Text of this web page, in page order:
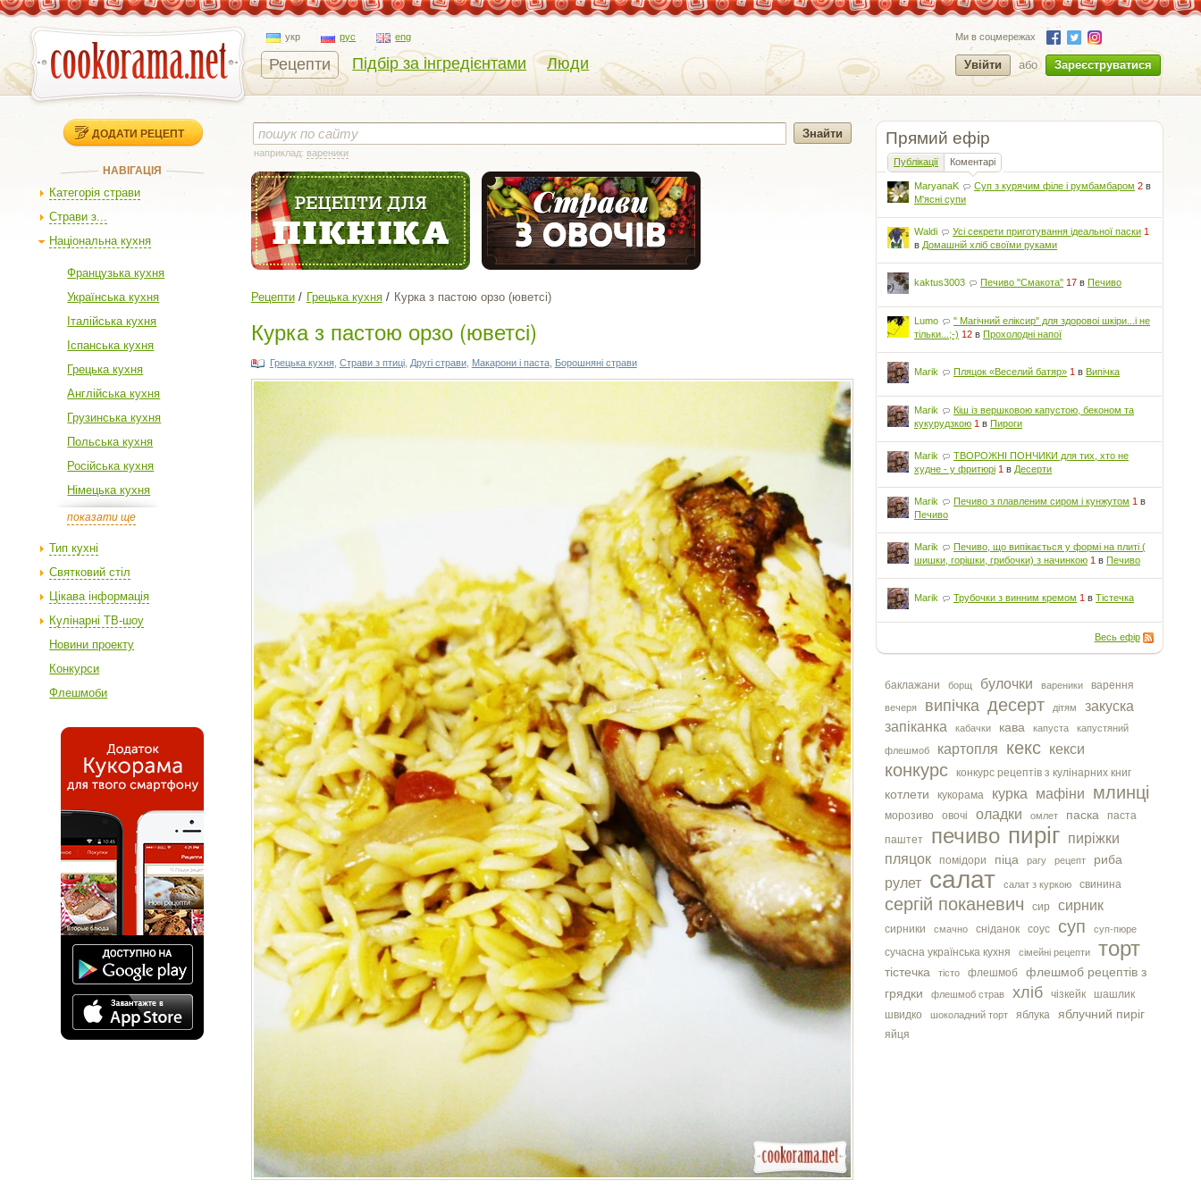
укр рус eng
Рецепти Підбір за інгредієнтами Люди
Ми в соцмережах
Увійти або Зареєструватися
ДОДАТИ РЕЦЕПТ
НАВІГАЦІЯ
Категорія страви
Страви з...
Національна кухня
Французька кухня
Українська кухня
Італійська кухня
Іспанська кухня
Грецька кухня
Англійська кухня
Грузинська кухня
Польська кухня
Російська кухня
Німецька кухня
показати ще
Тип кухні
Святковий стіл
Цікава інформація
Кулінарні ТВ-шоу
Новини проекту
Конкурси
Флешмоби
Прямий ефір
Публікації Коментарі
MaryanaK Суп з курячим філе і румбамбаром 2 в
М'ясні супи
Waldi Усі секрети приготування ідеальної паски 1
в Домашній хліб своїми руками
kaktus3003 Печиво "Смакота" 17 вПечиво
Lumo
" Магічний еліксир" для здоровоі шкіри...і не
тільки...;-) 12 вПрохолодні напої
Marik Пляцок «Веселий батяр» 1 вВипічка
Marik
Кіш із вершковою капустою, беконом та
кукурудзкою 1 вПироги
Marik
ТВОРОЖНІ ПОНЧИКИ для тих, хто не
худне - у фритюрі 1 в Десерти
Marik Печиво з плавленим сиром і кунжутом 1 в
Печиво
Marik
Печиво, що випікається у формі на плиті (
шишки, горішки, грибочки) з начинкою 1 вПечиво
Marik Трубочки з винним кремом 1 вТістечка
Весь ефір
баклажани борщ булочки вареники варення
вечеря випічка десерт дітям
закуска
запіканка
кабачки кава капуста капустяний
флешмоб картопля кекс кекси
конкурс конкурс рецептів з кулінарних книг
котлети кукорама курка мафіни млинці
морозиво овочі оладки омлет паска
паста
паштет
печиво пиріг пиріжки
пляцок
помідори піца рагу рецепт риба
рулет салат салат з куркою свинина
сергiй поканевич сир сирник
сирники смачно сніданок соус суп суп-пюре
сучасна українська кухня сімейні рецепти торт
тістечка тісто флешмоб
флешмоб рецептів з
грядки
флешмоб страв хліб чізкейк
шашлик
швидко
шоколадний торт яблука яблучний пиріг
яйця
наприклад: вареники
Рецепти Грецька кухня Курка з пастою орзо (юветсі)
Курка з пастою орзо (юветсі)
Грецька кухня, Страви з птиці, Другі страви, Макарони і паста, Борошняні страви